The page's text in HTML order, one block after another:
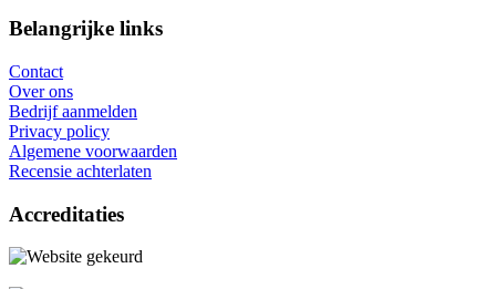
Belangrijke links
Contact
Over ons
Bedrijf aanmelden
Privacy policy
Algemene voorwaarden
Recensie achterlaten
Accreditaties